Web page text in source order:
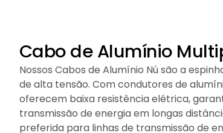
Cabo de Alumínio
Nossos Cabos de Alumínio Nú são a
de alta tensão. Com condutores de
oferecem baixa resistência elétrica,
transmissão de energia em longas
preferida para linhas de transmissão de